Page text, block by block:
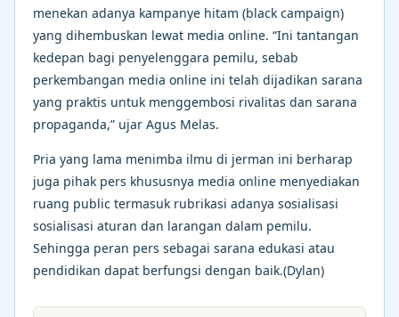
menekan adanya kampanye hitam (black campaign)
yang dihembuskan lewat media online. “Ini tantangan
kedepan bagi penyelenggara pemilu, sebab
perkembangan media online ini telah dijadikan sarana
yang praktis untuk menggembosi rivalitas dan sarana
propaganda,” ujar Agus Melas.
Pria yang lama menimba ilmu di jerman ini berharap
juga pihak pers khususnya media online menyediakan
ruang public termasuk rubrikasi adanya sosialisasi
sosialisasi aturan dan larangan dalam pemilu.
Sehingga peran pers sebagai sarana edukasi atau
pendidikan dapat berfungsi dengan baik.(Dylan)